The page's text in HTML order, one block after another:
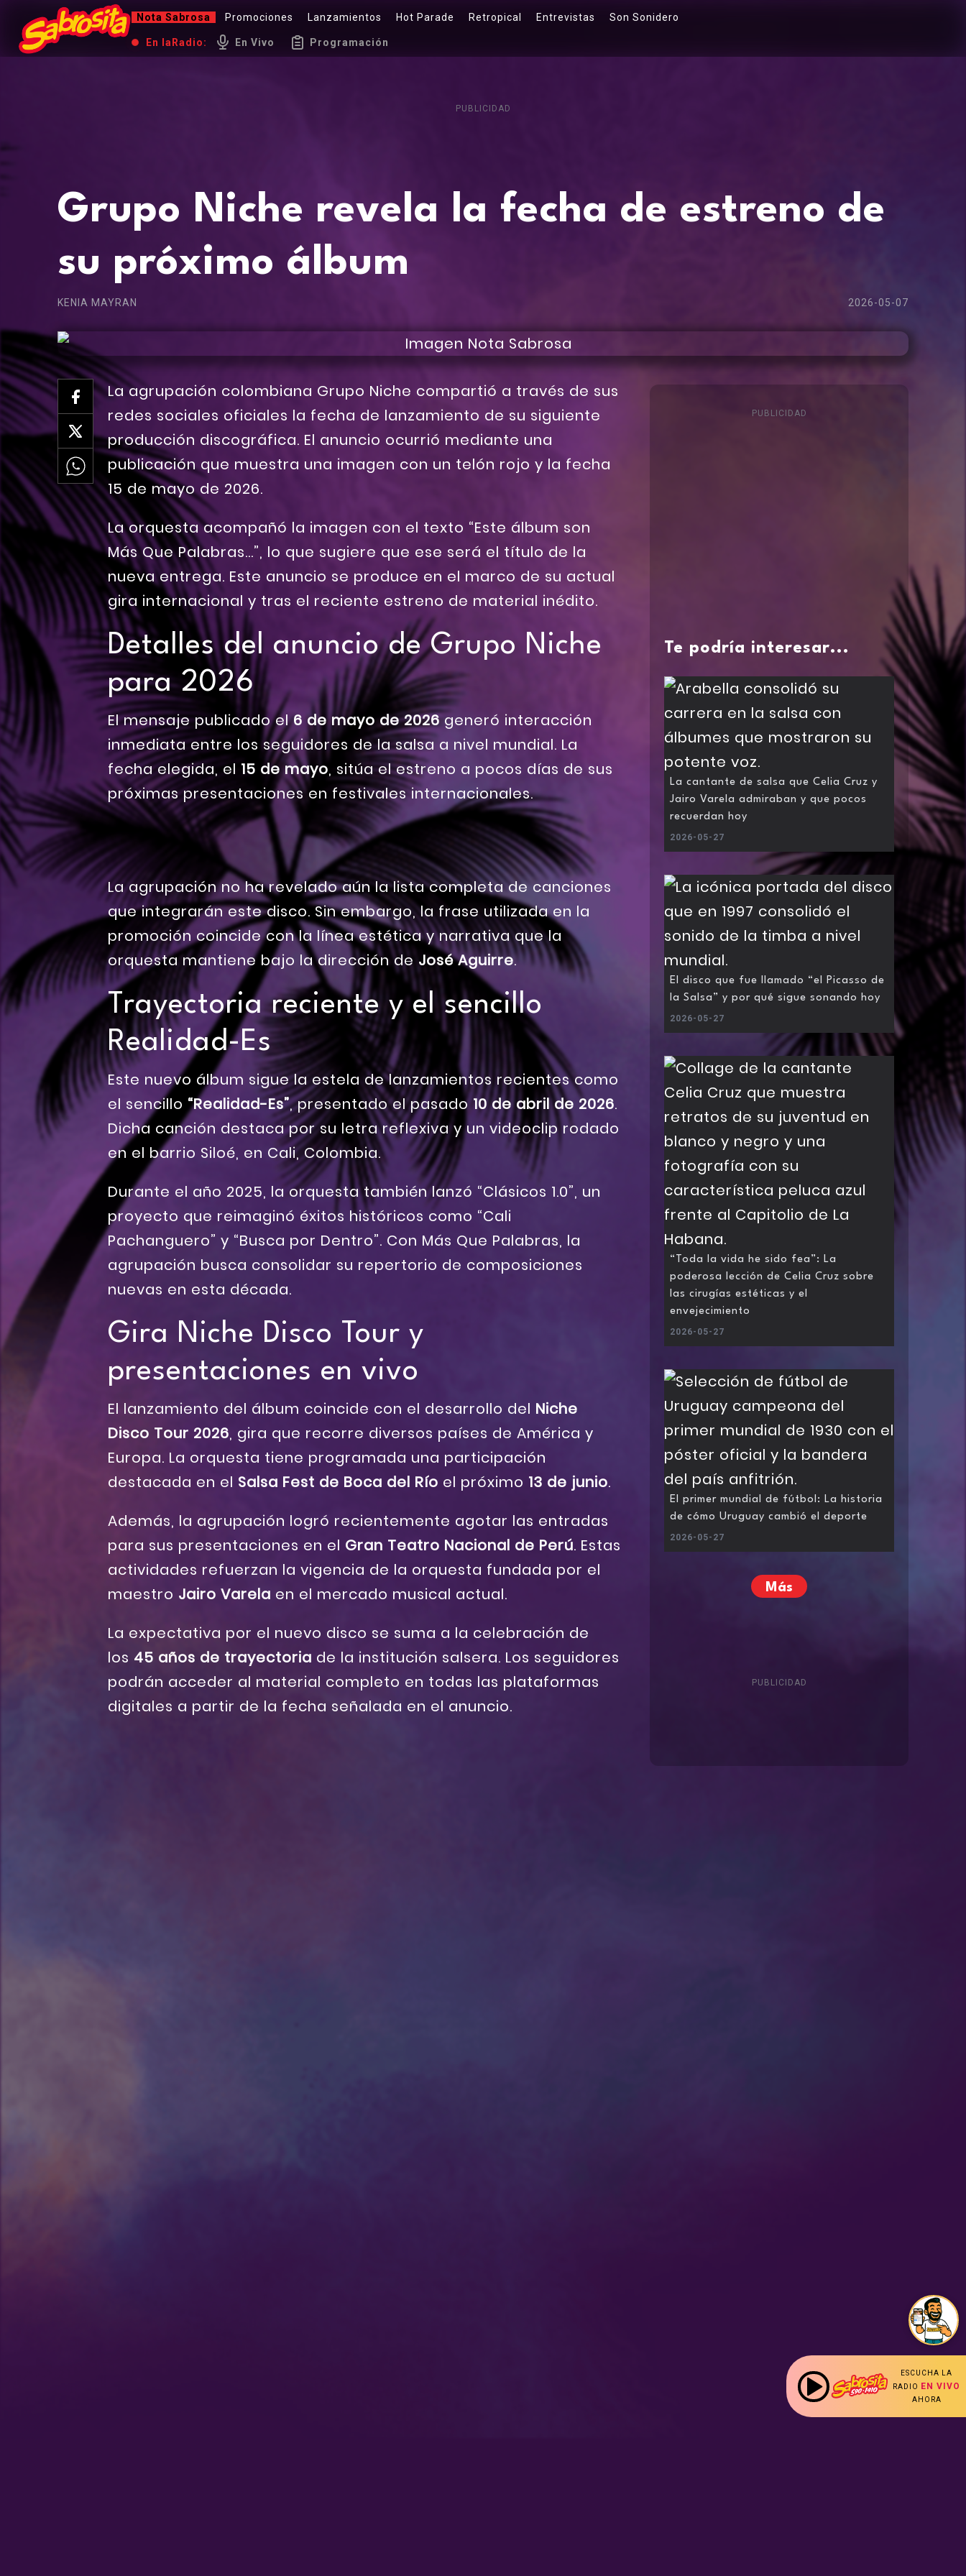
Nota Sabrosa Promociones Lanzamientos Hot Parade Retropical Entrevistas Son Sonidero
En la Radio: En Vivo Programación
PUBLICIDAD
Grupo Niche revela la fecha de estreno de
su próximo álbum
KENIA MAYRAN 2026-05-07
La agrupación colombiana Grupo Niche compartió a través de sus
redes sociales oficiales la fecha de lanzamiento de su siguiente
producción discográfica. El anuncio ocurrió mediante una
publicación que muestra una imagen con un telón rojo y la fecha
15 de mayo de 2026.
La orquesta acompañó la imagen con el texto “Este álbum son
Más Que Palabras…”, lo que sugiere que ese será el título de la
nueva entrega. Este anuncio se produce en el marco de su actual
gira internacional y tras el reciente estreno de material inédito.
Detalles del anuncio de Grupo Niche
para 2026
El mensaje publicado el6 de mayo de 2026generó interacción
inmediata entre los seguidores de la salsa a nivel mundial. La
fecha elegida, el 15 de mayo, sitúa el estreno a pocos días de sus
próximas presentaciones en festivales internacionales.
La agrupación no ha revelado aún la lista completa de canciones
que integrarán este disco. Sin embargo, la frase utilizada en la
promoción coincide con la línea estética y narrativa que la
orquesta mantiene bajo la dirección de José Aguirre.
Trayectoria reciente y el sencillo
Realidad-Es
Este nuevo álbum sigue la estela de lanzamientos recientes como
el sencillo “Realidad-Es”, presentado el pasado 10 de abril de 2026.
Dicha canción destaca por su letra reflexiva y un videoclip rodado
en el barrio Siloé, en Cali, Colombia.
Durante el año 2025, la orquesta también lanzó “Clásicos 1.0”, un
proyecto que reimaginó éxitos históricos como “Cali
Pachanguero” y “Busca por Dentro”. Con Más Que Palabras, la
agrupación busca consolidar su repertorio de composiciones
nuevas en esta década.
Gira Niche Disco Tour y
presentaciones en vivo
El lanzamiento del álbum coincide con el desarrollo del Niche
Disco Tour 2026, gira que recorre diversos países de América y
Europa. La orquesta tiene programada una participación
destacada en el Salsa Fest de Boca del Río el próximo 13 de junio.
Además, la agrupación logró recientemente agotar las entradas
para sus presentaciones en el Gran Teatro Nacional de Perú. Estas
actividades refuerzan la vigencia de la orquesta fundada por el
maestro Jairo Varela en el mercado musical actual.
La expectativa por el nuevo disco se suma a la celebración de
los 45 años de trayectoria de la institución salsera. Los seguidores
podrán acceder al material completo en todas las plataformas
digitales a partir de la fecha señalada en el anuncio.
PUBLICIDAD
Te podría interesar...
La cantante de salsa que Celia Cruz y
Jairo Varela admiraban y que pocos
recuerdan hoy
2026-05-27
El disco que fue llamado “el Picasso de
la Salsa” y por qué sigue sonando hoy
2026-05-27
“Toda la vida he sido fea”: La
poderosa lección de Celia Cruz sobre
las cirugías estéticas y el
envejecimiento
2026-05-27
El primer mundial de fútbol: La historia
de cómo Uruguay cambió el deporte
2026-05-27
Más
PUBLICIDAD
ESCUCHA LA
RADIO
EN VIVO
AHORA